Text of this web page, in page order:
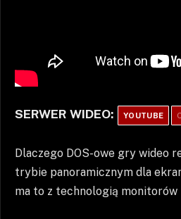
SERWER WIDEO: YOUTUBE
Dlaczego DOS-owe gry wideo
trybie panoramicznym dla
ma to z technologią monitorów